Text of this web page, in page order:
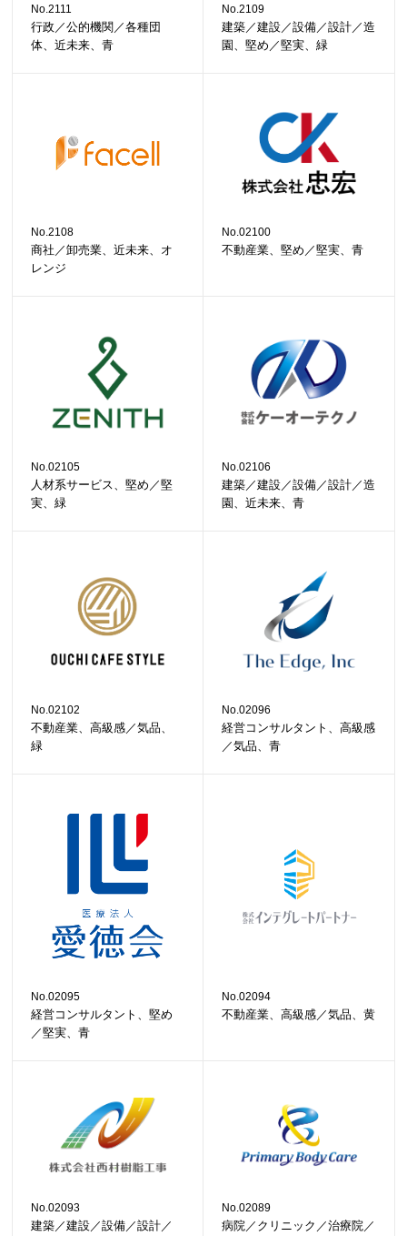
No.2111
行政／公的機関／各種団
体、近未来、青
No.2109
建築／建設／設備／設計／造
園、堅め／堅実、緑
No.2108
商社／卸売業、近未来、オ
レンジ
No.02100
不動産業、堅め／堅実、青
No.02105
人材系サービス、堅め／堅
実、緑
No.02106
建築／建設／設備／設計／造
園、近未来、青
No.02102
不動産業、高級感／気品、
緑
No.02096
経営コンサルタント、高級感
／気品、青
No.02095
経営コンサルタント、堅め
／堅実、青
No.02094
不動産業、高級感／気品、黄
No.02093
建築／建設／設備／設計／
No.02089
病院／クリニック／治療院／